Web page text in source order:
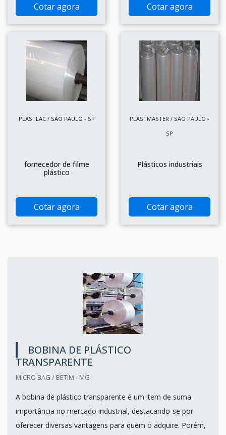
Cotar agora Cotar agora
PLASTLAC / SÃO PAULO - SP
fornecedor de filme
plástico
Cotar agora
PLASTMASTER / SÃO PAULO -
SP
Plásticos industriais
Cotar agora
BOBINA DE PLÁSTICO
TRANSPARENTE
MICRO BAG / BETIM - MG
A bobina de plástico transparente é um item de suma
importância no mercado industrial, destacando-se por
oferecer diversas vantagens para quem o adquire. Porém,